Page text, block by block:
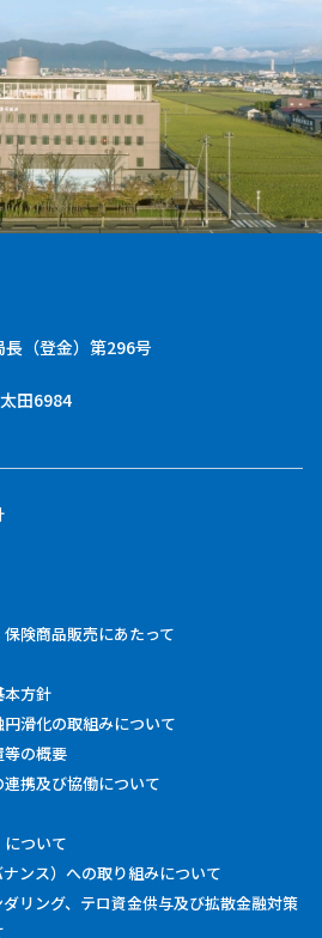
（登金）第296号
田6984
険商品販売にあたって
本方針
滑化の取組みについて
の概要
携及び協働について
について
ンス）への取り組みについて
リング、テロ資金供与及び拡散金融対策